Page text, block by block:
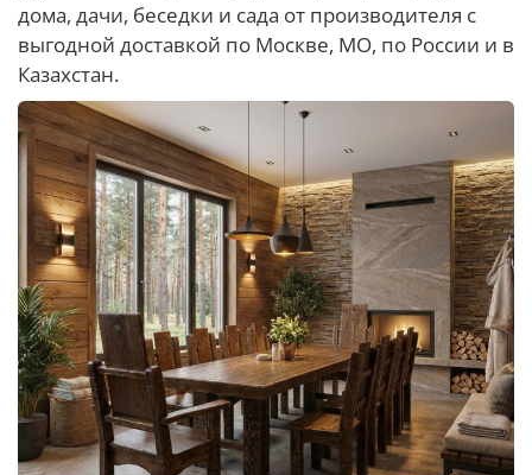
дома, дачи, беседки и сада от производителя с
выгодной доставкой по Москве, МО, по России и в
Казахстан.